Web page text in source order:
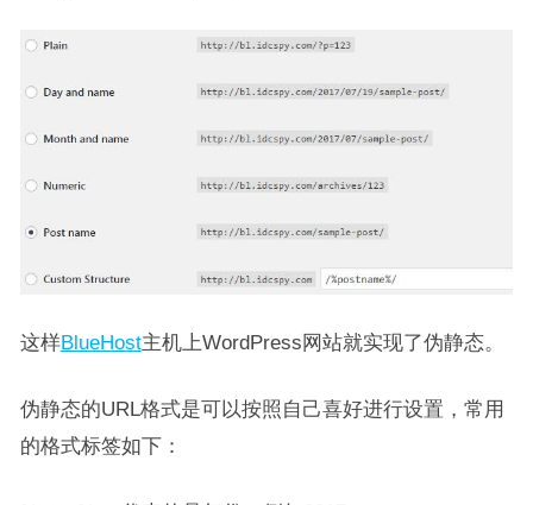
这样BlueHost主机上WordPress网站就实现了伪静态。
伪静态的URL格式是可以按照自己喜好进行设置，常用
的格式标签如下：